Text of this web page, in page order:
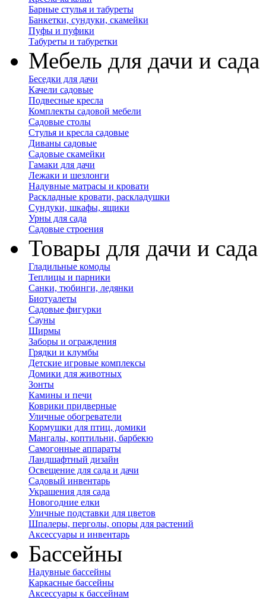
Барные стулья и табуреты
Банкетки, сундуки, скамейки
Пуфы и пуфики
Табуреты и табуретки
Мебель для дачи и сада
Беседки для дачи
Качели садовые
Подвесные кресла
Комплекты садовой мебели
Садовые столы
Стулья и кресла садовые
Диваны садовые
Садовые скамейки
Гамаки для дачи
Лежаки и шезлонги
Надувные матрасы и кровати
Раскладные кровати, раскладушки
Сундуки, шкафы, ящики
Урны для сада
Садовые строения
Товары для дачи и сада
Гладильные комоды
Теплицы и парники
Санки, тюбинги, ледянки
Биотуалеты
Садовые фигурки
Сауны
Ширмы
Заборы и ограждения
Грядки и клумбы
Детские игровые комплексы
Домики для животных
Зонты
Камины и печи
Коврики придверные
Уличные обогреватели
Кормушки для птиц, домики
Мангалы, коптильни, барбекю
Самогонные аппараты
Ландшафтный дизайн
Освещение для сада и дачи
Садовый инвентарь
Украшения для сада
Новогодние елки
Уличные подставки для цветов
Шпалеры, перголы, опоры для растений
Аксессуары и инвентарь
Бассейны
Надувные бассейны
Каркасные бассейны
Аксессуары к бассейнам